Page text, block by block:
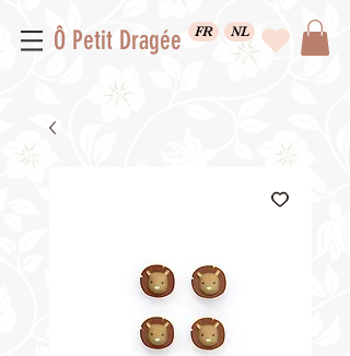
Ô Petit Dragée FR NL